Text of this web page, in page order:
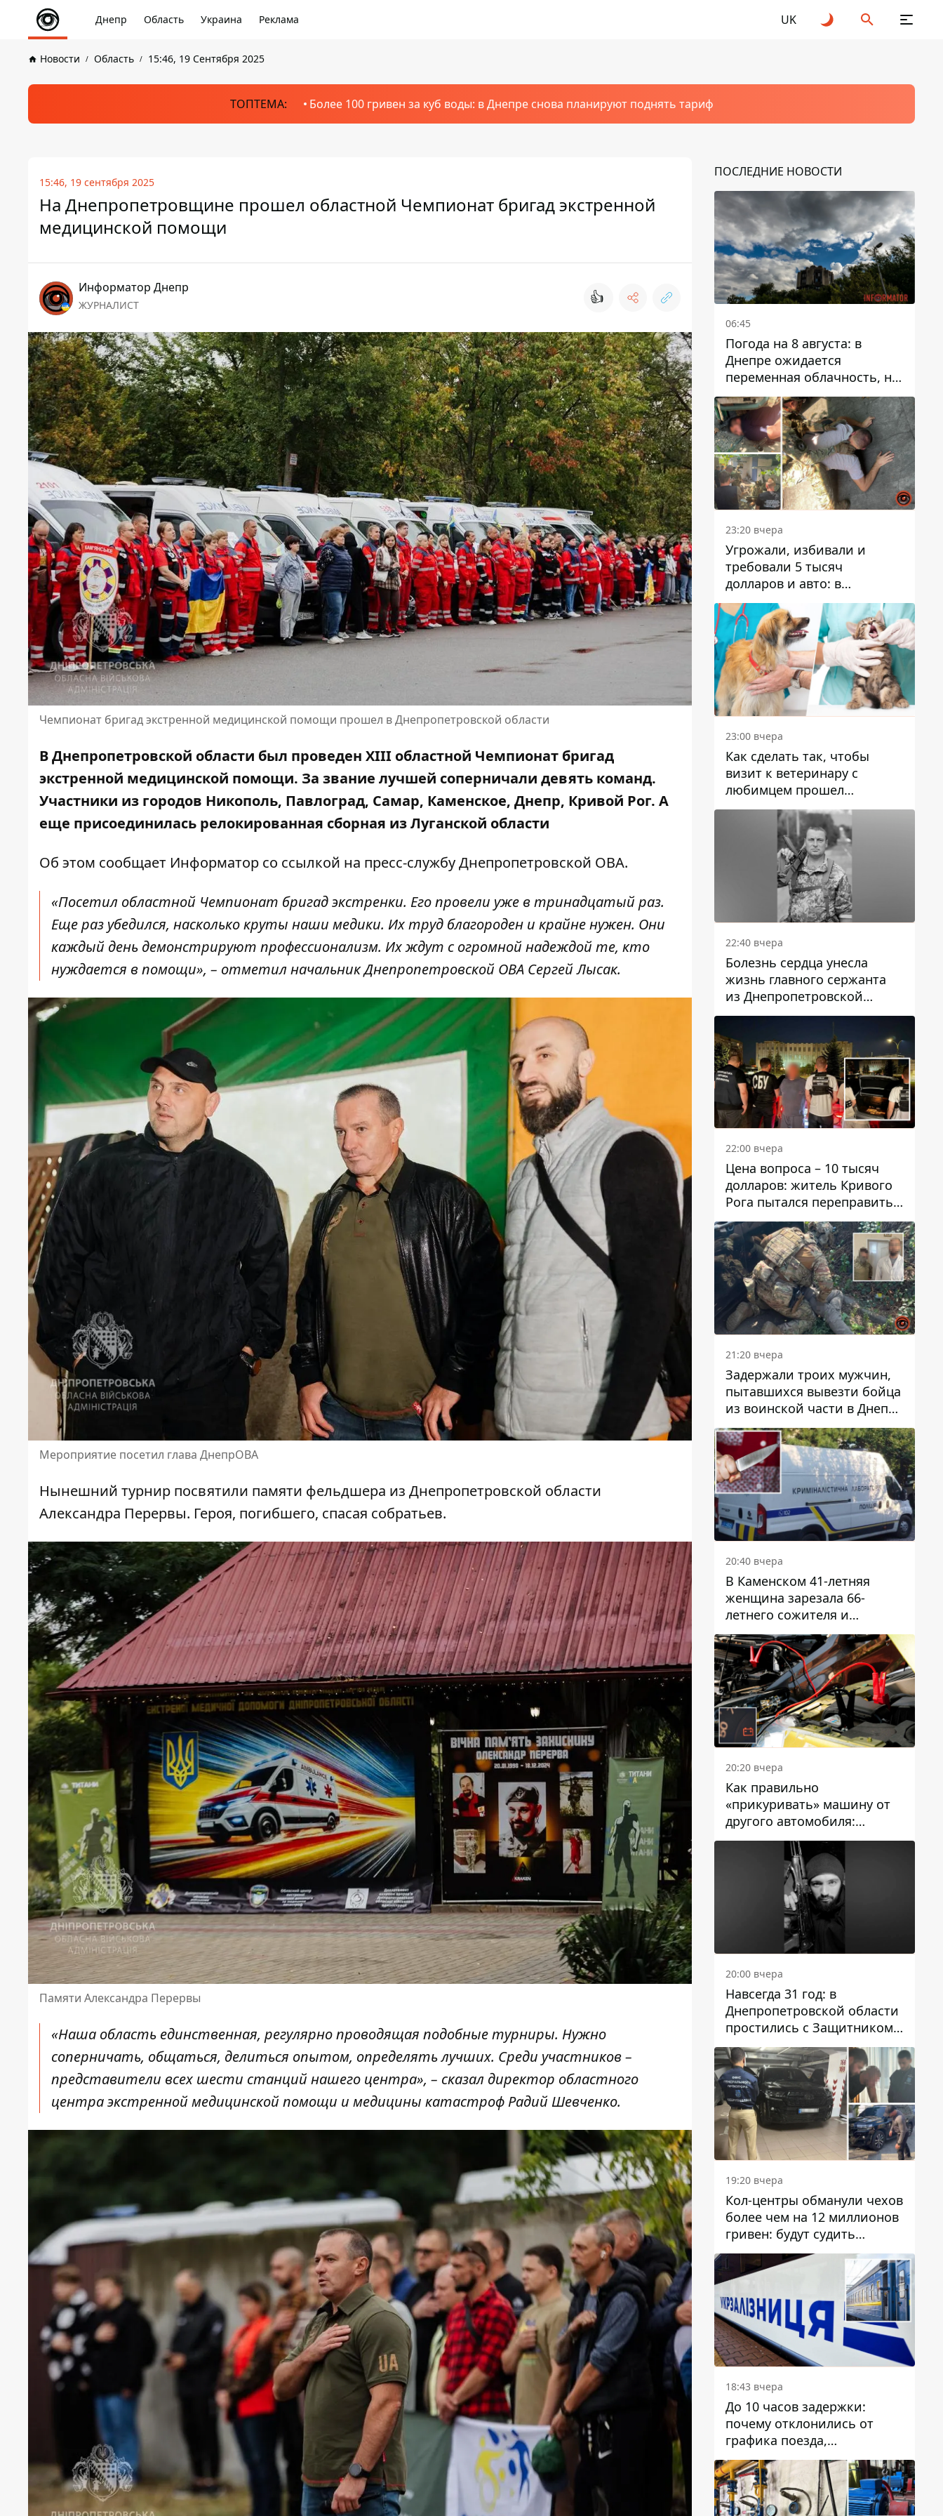
Днепр Область Украина Реклама UK
Новости Область 15:46, 19 Сентября 2025
ТОПТЕМА: Более 100 гривен за куб воды: в Днепре снова планируют поднять тариф
15:46, 19 сентября 2025
На Днепропетровщине прошел областной Чемпионат бригад экстренной
медицинской помощи
Информатор Днепр
ЖУРНАЛИСТ 👍
Чемпионат бригад экстренной медицинской помощи прошел в Днепропетровской области
В Днепропетровской области был проведен XIII областной Чемпионат бригад
экстренной медицинской помощи. За звание лучшей соперничали девять команд.
Участники из городов Никополь, Павлоград, Самар, Каменское, Днепр, Кривой Рог. А
еще присоединилась релокированная сборная из Луганской области
Об этом сообщает Информатор со ссылкой на пресс-службу Днепропетровской ОВА.
«Посетил областной Чемпионат бригад экстренки. Его провели уже в тринадцатый раз.
Еще раз убедился, насколько круты наши медики. Их труд благороден и крайне нужен. Они
каждый день демонстрируют профессионализм. Их ждут с огромной надеждой те, кто
нуждается в помощи», – отметил начальник Днепропетровской ОВА Сергей Лысак.
Мероприятие посетил глава ДнепрОВА
Нынешний турнир посвятили памяти фельдшера из Днепропетровской области
Александра Перервы. Героя, погибшего, спасая собратьев.
Памяти Александра Перервы
«Наша область единственная, регулярно проводящая подобные турниры. Нужно
соперничать, общаться, делиться опытом, определять лучших. Среди участников –
представители всех шести станций нашего центра», – сказал директор областного
центра экстренной медицинской помощи и медицины катастроф Радий Шевченко.
ПОСЛЕДНИЕ НОВОСТИ
06:45
Погода на 8 августа: в
Днепре ожидается
переменная облачность, но
может пойти дождь
23:20 вчера
Угрожали, избивали и
требовали 5 тысяч
долларов и авто: в
Павлограде задержали двух
мужчин
23:00 вчера
Как сделать так, чтобы
визит к ветеринару с
любимцем прошел
спокойно: простые советы
22:40 вчера
Болезнь сердца унесла
жизнь главного сержанта
из Днепропетровской
области Юрия Свистуна
22:00 вчера
Цена вопроса – 10 тысяч
долларов: житель Кривого
Рога пытался переправить
мужчину в Словакию
21:20 вчера
Задержали троих мужчин,
пытавшихся вывезти бойца
из воинской части в Днепр
за 7 тысяч долларов: среди
них был врач
20:40 вчера
В Каменском 41-летняя
женщина зарезала 66-
летнего сожителя и
пыталась обмануть
полицейских
20:20 вчера
Как правильно
«прикуривать» машину от
другого автомобиля:
инструкция для водителей
20:00 вчера
Навсегда 31 год: в
Днепропетровской области
простились с Защитником
Александром Репиным
19:20 вчера
Кол-центры обманули чехов
более чем на 12 миллионов
гривен: будут судить
днепрянина,
организовавшего
транснациональную
преступную организацию
18:43 вчера
До 10 часов задержки:
почему отклонились от
графика поезда,
курсирующие через Днепр
и область